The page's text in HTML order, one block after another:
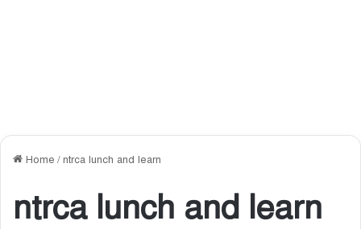
Home /ntrca lunch and learn
ntrca lunch and learn